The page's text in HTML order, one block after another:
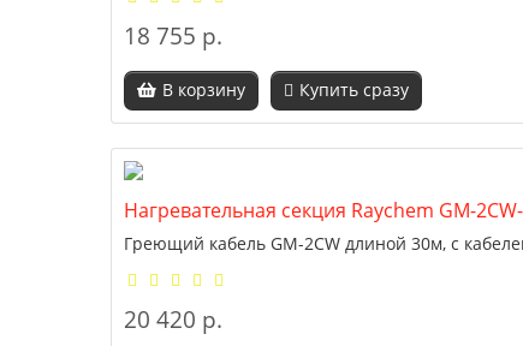
18 755 р.
В корзину Купить сразу
Нагревательная секция Raychem GM-
Греющий кабель GM-2CW длиной 30м, с
20 420 р.